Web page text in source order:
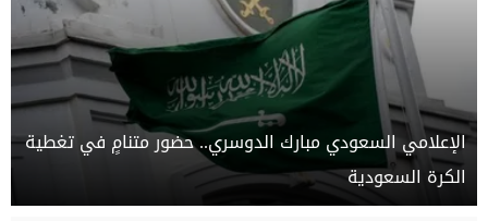
الإعلامي السعودي مبارك الدوسري.. حضور متنامٍ في تغطية
الكرة السعودية